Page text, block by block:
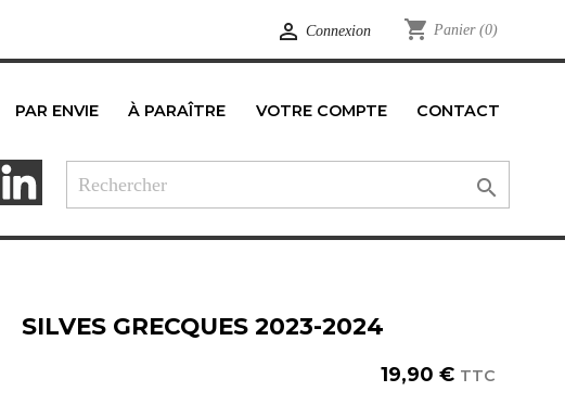
 Connexion shopping_cart Panier (0)
PAR ENVIE À PARAÎTRE VOTRE COMPTE CONTACT
Instagram

SILVES GRECQUES 2023-2024
19,90 € TTC